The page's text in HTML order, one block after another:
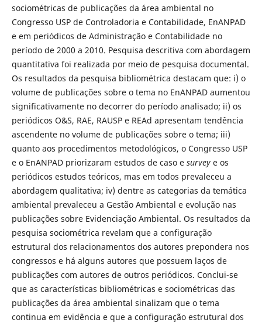
sociométricas de publicações da área ambiental no
Congresso USP de Controladoria e Contabilidade, EnANPAD
e em periódicos de Administração e Contabilidade no
período de 2000 a 2010. Pesquisa descritiva com abordagem
quantitativa foi realizada por meio de pesquisa documental.
Os resultados da pesquisa bibliométrica destacam que: i) o
volume de publicações sobre o tema no EnANPAD aumentou
significativamente no decorrer do período analisado; ii) os
periódicos O&S, RAE, RAUSP e REAd apresentam tendência
ascendente no volume de publicações sobre o tema; iii)
quanto aos procedimentos metodológicos, o Congresso USP
e o EnANPAD priorizaram estudos de caso e survey e os
periódicos estudos teóricos, mas em todos prevaleceu a
abordagem qualitativa; iv) dentre as categorias da temática
ambiental prevaleceu a Gestão Ambiental e evolução nas
publicações sobre Evidenciação Ambiental. Os resultados da
pesquisa sociométrica revelam que a configuração
estrutural dos relacionamentos dos autores prepondera nos
congressos e há alguns autores que possuem laços de
publicações com autores de outros periódicos. Conclui-se
que as características bibliométricas e sociométricas das
publicações da área ambiental sinalizam que o tema
continua em evidência e que a configuração estrutural dos